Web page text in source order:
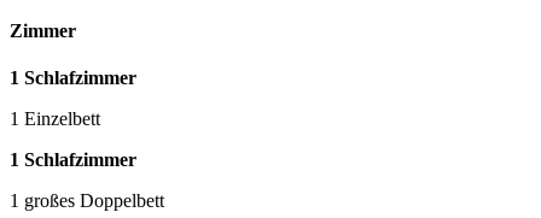
Zimmer
1 Schlafzimmer
1 Einzelbett
1 Schlafzimmer
1 großes Doppelbett